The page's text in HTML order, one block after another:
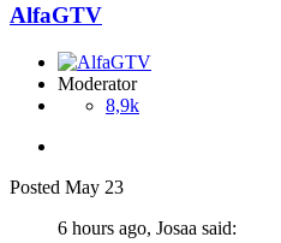
AlfaGTV
Moderator
8,9k
Posted May 23
6 hours ago, Josaa said: